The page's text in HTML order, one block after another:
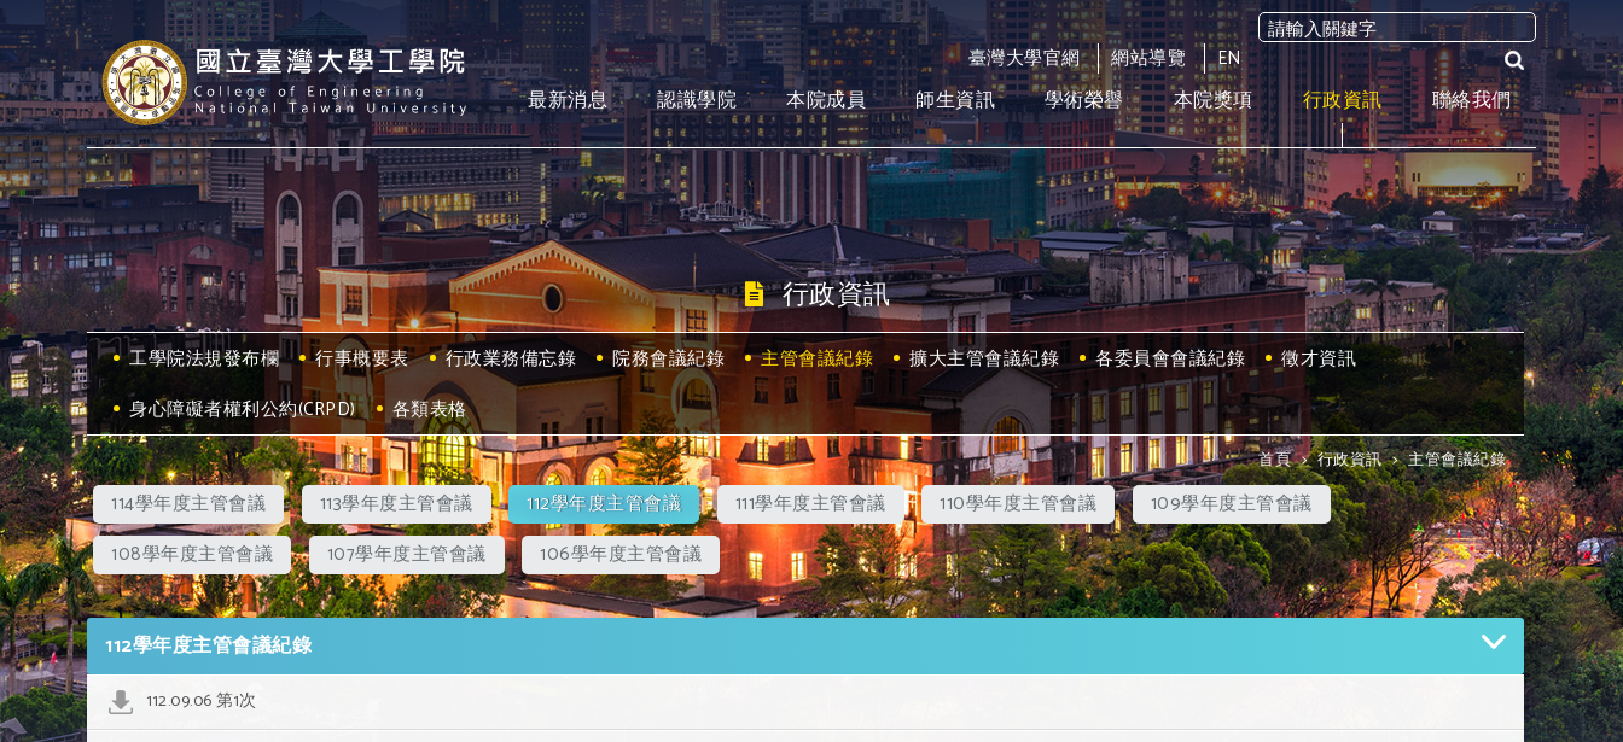
臺灣大學官網 網站導覽 EN
最新消息 認識學院 本院成員 師生資訊 學術榮譽 本院獎項 行政資訊 聯絡我們
行政資訊
工學院法規發布欄 行事概要表 行政業務備忘錄 院務會議紀錄 主管會議紀錄 擴大主管會議紀錄 各委員會會議紀錄
徵才資訊
身心障礙者權利公約(CRPD)
各類表格
首頁 > 行政資訊 > 主管會議紀錄
114學年度主管會議 113學年度主管會議 112學年度主管會議 111學年度主管會議 110學年度主管會議
109學年度主管會議
108學年度主管會議
107學年度主管會議 106學年度主管會議
112學年度主管會議紀錄
112.09.06 第1次